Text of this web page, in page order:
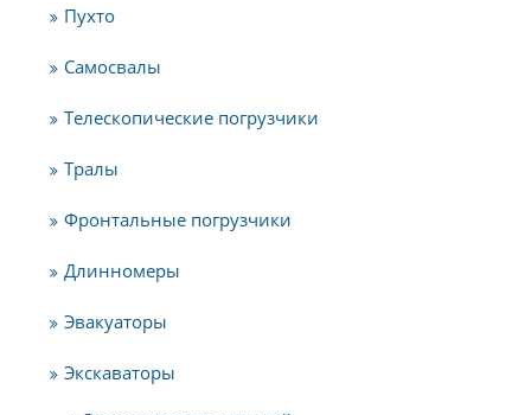
Пухто
Самосвалы
Телескопические погрузчики
Тралы
Фронтальные погрузчики
Длинномеры
Эвакуаторы
Экскаваторы